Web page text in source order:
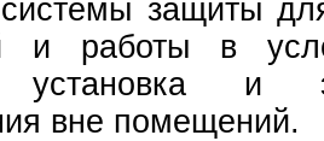
защиты
и работы в
установка и
вне помещений.